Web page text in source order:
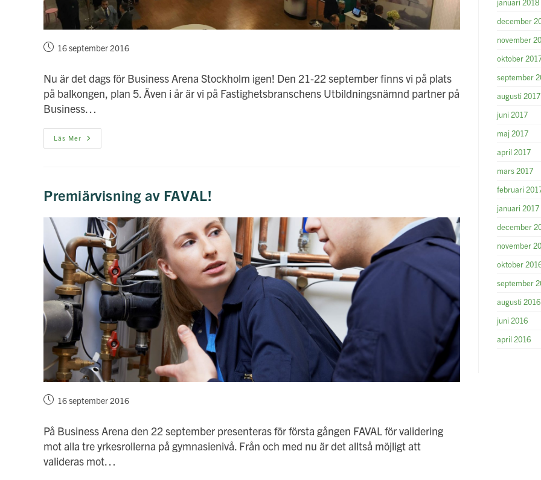
Inlägget16 september 2016
Nu är det dags för Business Arena Stockholm igen! Den 21-22 september finns vi på plats
på balkongen, plan 5. Även i år är vi på Fastighetsbranschens Utbildningsnämnd partner på
Business…
Läs Mer Kom
Och
Arena!
Premiärvisning av FAVAL!
Inlägget16 september 2016
På Business Arena den 22 september presenteras för första gången FAVAL för validering
mot alla tre yrkesrollerna på gymnasienivå. Från och med nu är det alltså möjligt att
valideras mot…
januari 2018
december
november
oktober
september
augusti 2017
juni 2017
maj 2017
april 2017
mars 2017
februari
januari 2017
december
november
oktober
september
augusti 2016
juni 2016
april 2016